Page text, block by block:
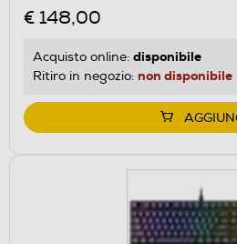
€ 148,00
Acquisto online: disponibile
Ritiro in negozio: non disponibile